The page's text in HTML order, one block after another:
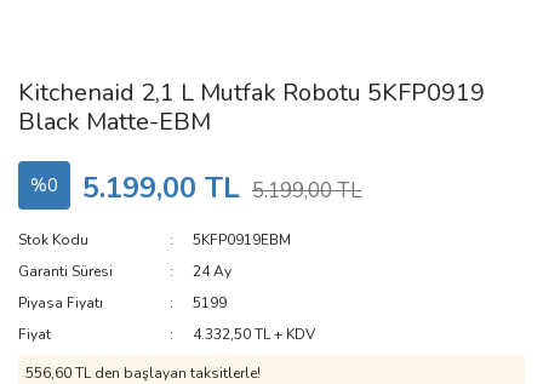
Kitchenaid 2,1 L Mutfak Robotu 5KFP0919
Black Matte-EBM
%0 5.199,00 TL 5.199,00 TL
Stok Kodu
5KFP0919EBM
Garanti Süresi
24 Ay
Piyasa Fiyatı
5199
Fiyat
4.332,50 TL + KDV
556,60 TL den başlayan taksitlerle!